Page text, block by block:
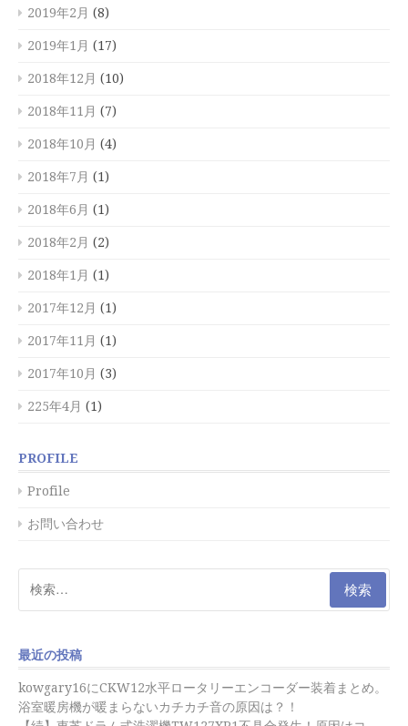
2019年2月 (8)
2019年1月 (17)
2018年12月 (10)
2018年11月 (7)
2018年10月 (4)
2018年7月 (1)
2018年6月 (1)
2018年2月 (2)
2018年1月 (1)
2017年12月 (1)
2017年11月 (1)
2017年10月 (3)
225年4月 (1)
PROFILE
Profile
お問い合わせ
索:
最近の投稿
kowgary16にCKW12水平ロータリーエンコーダー装着まとめ。
浴室暖房機が暖まらないカチカチ音の原因は？！